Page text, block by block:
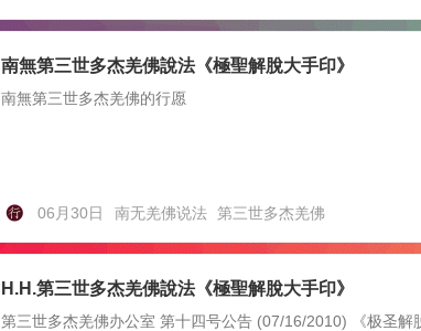
南無第三世多杰羌佛說法《極聖解脫大手印》
南無第三世多杰羌佛的行愿
06月30日 南无羌佛说法 第三世多杰羌佛
H.H.第三世多杰羌佛說法《極聖解脫大手印》
第三世多杰羌佛办公室 第十四号公告 (07/16/2010) 《极圣解